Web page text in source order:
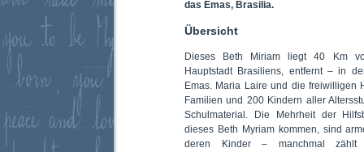
das Emas, Brasilia.
Übersicht
Dieses Beth Miriam liegt 40 Km
Hauptstadt Brasiliens, entfernt – in
Emas. Maria Laire und die freiwilligen
Familien und 200 Kindern aller
Schulmaterial. Die Mehrheit der
dieses Beth Myriam kommen, sind
deren Kinder – manchmal